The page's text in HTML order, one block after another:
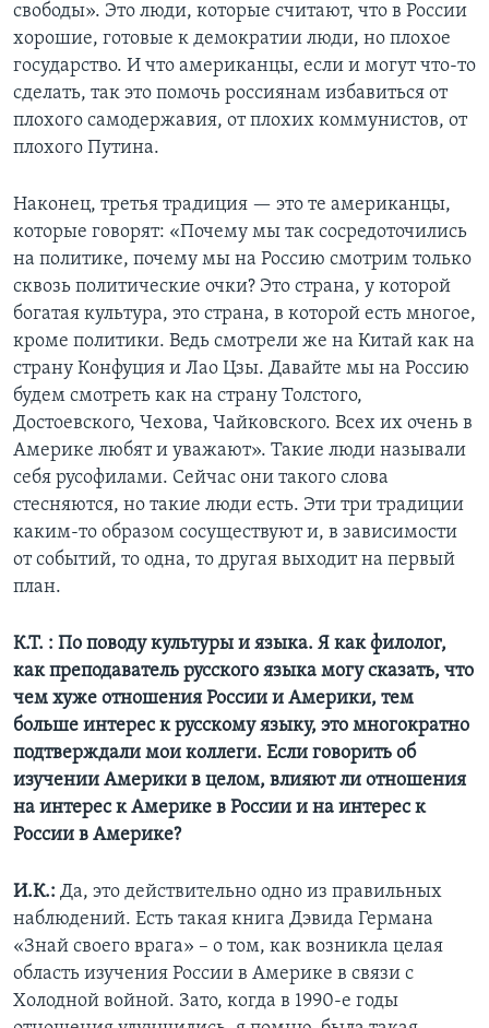
свободы». Это люди, которые считают, что в России
хорошие, готовые к демократии люди, но плохое
государство. И что американцы, если и могут что-то
сделать, так это помочь россиянам избавиться от
плохого самодержавия, от плохих коммунистов, от
плохого Путина.
Наконец, третья традиция — это те американцы,
которые говорят: «Почему мы так сосредоточились
на политике, почему мы на Россию смотрим только
сквозь политические очки? Это страна, у которой
богатая культура, это страна, в которой есть многое,
кроме политики. Ведь смотрели же на Китай как на
страну Конфуция и Лао Цзы. Давайте мы на Россию
будем смотреть как на страну Толстого,
Достоевского, Чехова, Чайковского. Всех их очень в
Америке любят и уважают». Такие люди называли
себя русофилами. Сейчас они такого слова
стесняются, но такие люди есть. Эти три традиции
каким-то образом сосуществуют и, в зависимости
от событий, то одна, то другая выходит на первый
план.
К.Т. : По поводу культуры и языка. Я как филолог,
как преподаватель русского языка могу сказать, что
чем хуже отношения России и Америки, тем
больше интерес к русскому языку, это многократно
подтверждали мои коллеги. Если говорить об
изучении Америки в целом, влияют ли отношения
на интерес к Америке в России и на интерес к
России в Америке?
И.К.: Да, это действительно одно из правильных
наблюдений. Есть такая книга Дэвида Германа
«Знай своего врага» – о том, как возникла целая
область изучения России в Америке в связи с
Холодной войной. Зато, когда в 1990-е годы